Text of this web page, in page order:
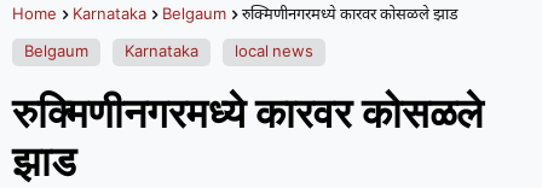
Home Karnataka Belgaum
रुक्मिणीनगरमध्ये कारवर कोसळले झाड
Belgaum
Karnataka local news
रुक्मिणीनगरमध्ये कारवर कोसळले
झाड